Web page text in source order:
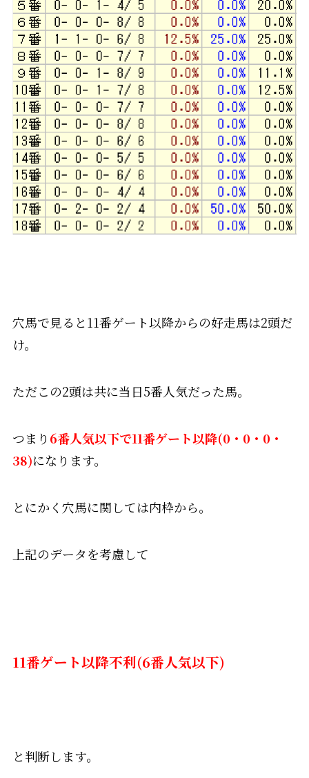
穴馬で見ると11番ゲート以降からの好走馬は2頭だ
け。
ただこの2頭は共に当日5番人気だった馬。
つまり 6番人気以下で11番ゲート以降(0・0・0・
38)になります。
とにかく穴馬に関しては内枠から。
上記のデータを考慮して
11番ゲート以降不利(6番人気以下)
と判断します。